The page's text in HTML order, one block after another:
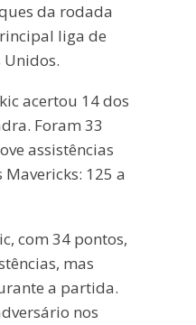
da rodada
liga de
Unidos.
acertou 14 dos
Foram 33
assistências
125 a
com 34 pontos,
mas
a partida.
nos